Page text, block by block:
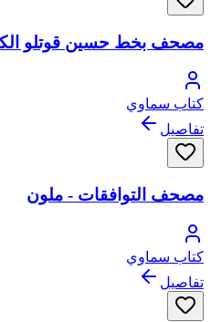
مصحف بخط حسين قوتلو
كتاب سماوي
تفاصيل
مصحف التوافقات - ملون
كتاب سماوي
تفاصيل